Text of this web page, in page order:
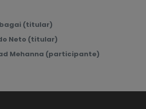
(titular)
Neto (titular)
Mehanna (participante)